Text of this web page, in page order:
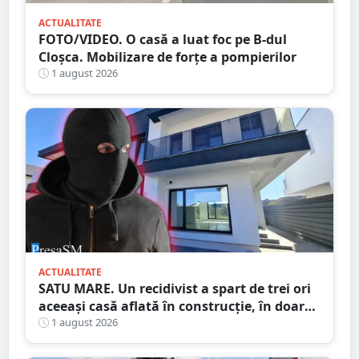
ACTUALITATE
FOTO/VIDEO. O casă a luat foc pe B-dul
Cloșca. Mobilizare de forțe a pompierilor
1 august 2026
ACTUALITATE
SATU MARE. Un recidivist a spart de trei ori
aceeași casă aflată în construcție, în doar
șase zile
1 august 2026